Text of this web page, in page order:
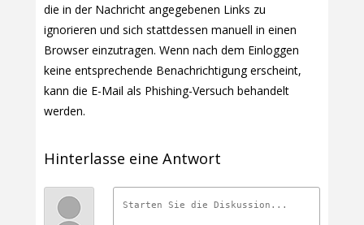
die in der Nachricht angegebenen Links zu
ignorieren und sich stattdessen manuell in einen
Browser einzutragen. Wenn nach dem Einloggen
keine entsprechende Benachrichtigung erscheint,
kann die E-Mail als Phishing-Versuch behandelt
werden.
Hinterlasse eine Antwort